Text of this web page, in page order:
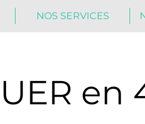
NOS SERVICES
en